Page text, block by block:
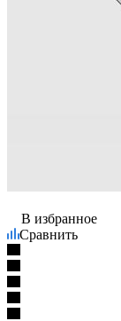
В избранное
Сравнить